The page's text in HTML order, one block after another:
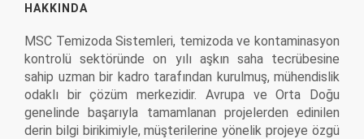
HAKKINDA
MSC Temizoda Sistemleri, temizoda ve kontaminasyon
kontrolü sektöründe on yılı aşkın saha tecrübesine
sahip uzman bir kadro tarafından kurulmuş, mühendislik
odaklı bir çözüm merkezidir. Avrupa ve Orta Doğu
genelinde başarıyla tamamlanan projelerden edinilen
derin bilgi birikimiyle, müşterilerine yönelik projeye özgü